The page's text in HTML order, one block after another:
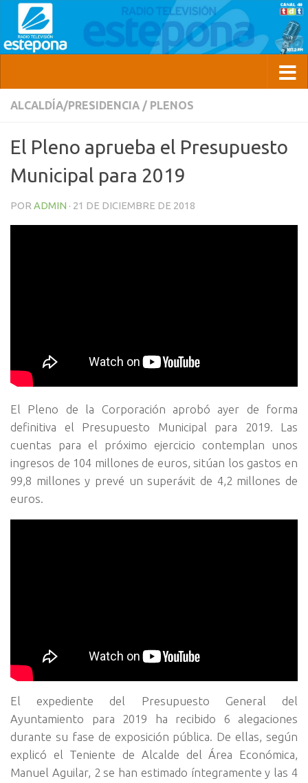
ALCALDÍA/PRESIDENCIA / PLENOS
El Pleno aprueba el Presupuesto
Municipal para 2019
POR ADMIN · 21 DE DICIEMBRE DE 2018
El Pleno de la Corporación aprobó ayer de forma
definitiva el Presupuesto Municipal para 2019. Las
cuentas para el próximo ejercicio contemplan unos
ingresos de 104 millones de euros, sitúan los gastos en
99,8 millones y prevé un superávit de 4,2 millones de
euros.
El expediente del Presupuesto General del
Ayuntamiento para 2019 ha recibido 6 alegaciones
durante su fase de exposición pública. De ellas, según
explicó el Teniente de Alcalde del Área Económica,
Manuel Aguilar, 2 se han estimado íntegramente y las 4